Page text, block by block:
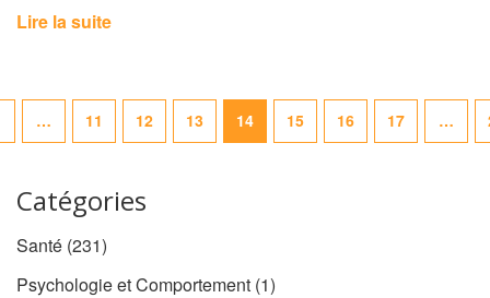
Lire la suite
… 11 12 13 14 15 16 17 …
Catégories
Santé (231)
Psychologie et Comportement (1)